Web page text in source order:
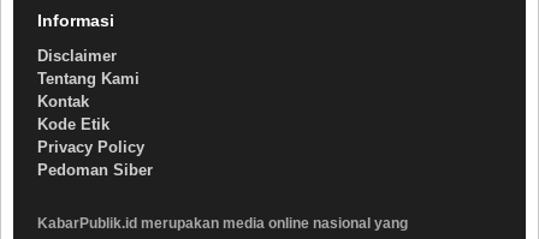
Informasi
Disclaimer
Tentang Kami
Kontak
Kode Etik
Privacy Policy
Pedoman Siber
KabarPublik.id merupakan media online nasional yang